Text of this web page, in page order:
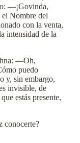
—¡Govinda,
Nombre del
con la venta,
intensidad de la
—Oh,
puedo
y, sin embargo,
invisible, de
estás presente,
conocerte?